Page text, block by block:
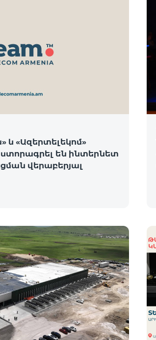
և «Ազերտելեկոմ»
ստորագրել են ինտերնետ
վերաբերյալ